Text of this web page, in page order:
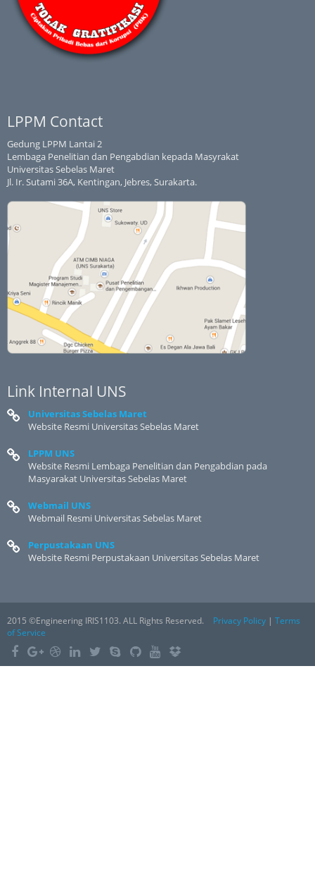
LPPM Contact
Gedung LPPM Lantai 2
Lembaga Penelitian dan Pengabdian kepada Masyrakat
Universitas Sebelas Maret
Jl. Ir. Sutami 36A, Kentingan, Jebres, Surakarta.
Link Internal UNS
Universitas Sebelas Maret
Website Resmi Universitas Sebelas Maret
LPPM UNS
Website Resmi Lembaga Penelitian dan Pengabdian pada
Masyarakat Universitas Sebelas Maret
Webmail UNS
Webmail Resmi Universitas Sebelas Maret
Perpustakaan UNS
Website Resmi Perpustakaan Universitas Sebelas Maret
2015 ©Engineering IRIS1103. ALL Rights Reserved. Privacy Policy | Terms
of Service